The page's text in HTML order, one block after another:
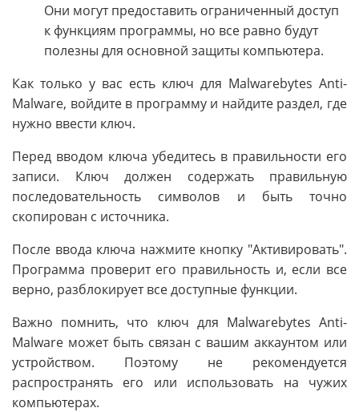
Они могут предоставить ограниченный доступ
к функциям программы, но все равно будут
полезны для основной защиты компьютера.
Как только у вас есть ключ для Malwarebytes Anti-
Malware, войдите в программу и найдите раздел, где
нужно ввести ключ.
Перед вводом ключа убедитесь в правильности его
записи. Ключ должен содержать правильную
последовательность символов и быть точно
скопирован с источника.
После ввода ключа нажмите кнопку "Активировать".
Программа проверит его правильность и, если все
верно, разблокирует все доступные функции.
Важно помнить, что ключ для Malwarebytes Anti-
Malware может быть связан с вашим аккаунтом или
устройством. Поэтому не рекомендуется
распространять его или использовать на чужих
компьютерах.